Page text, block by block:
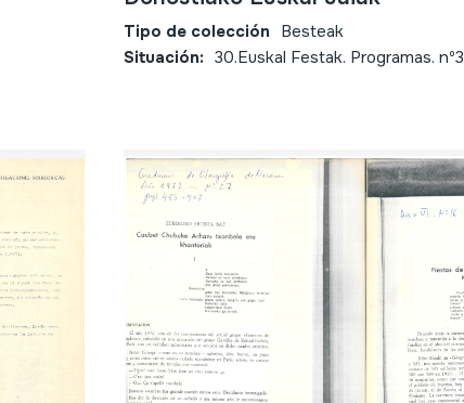
Tipo de colección Besteak
Situación: 30.Euskal Festak. Programas. nº3